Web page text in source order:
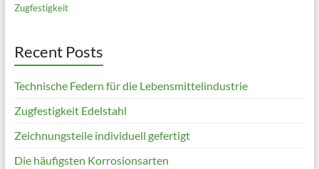
Zugfestigkeit
Recent Posts
Technische Federn für die Lebensmittelindustrie
Zugfestigkeit Edelstahl
Zeichnungsteile individuell gefertigt
Die häufigsten Korrosionsarten